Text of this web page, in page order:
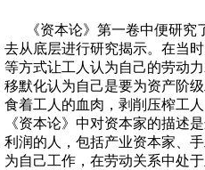
《资本论》第一卷中便研究
去从底层进行研究揭示。在当
等方式让工人认为自己的劳动
移默化认为自己是要为资产阶
食着工人的血肉，剥削压榨工
《资本论》中对资本家的描述
利润的人，包括产业资本家、
为自己工作，在劳动关系中处